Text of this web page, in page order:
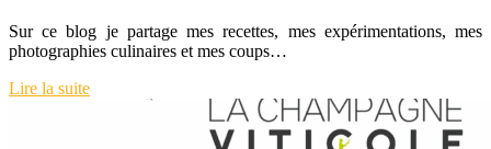
Sur ce blog je partage mes recettes, mes expérimentations, mes
photographies culinaires et mes coups…
Lire la suite